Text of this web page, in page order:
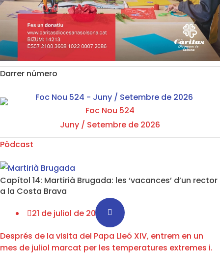
Darrer número
Foc Nou 524
Juny / Setembre de 2026
Pòdcast
Capítol 14: Martirià Brugada: les ‘vacances’ d’un rector
a la Costa Brava
21 de juliol de 2026
Després de la visita del Papa Lleó XIV, entrem en un
mes de juliol marcat per les temperatures extremes i.